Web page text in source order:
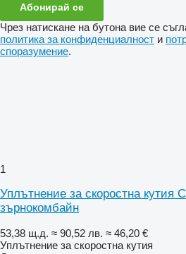
Абонирай се
Чрез натискане на бутона вие се
политика за конфиденциалност и
споразумение.
1
Уплътнение за скоростна кутия
зърнокомбайн
53,38 щ.д. ≈ 90,52 лв. ≈ 46,20 €
Уплътнение за скоростна кутия